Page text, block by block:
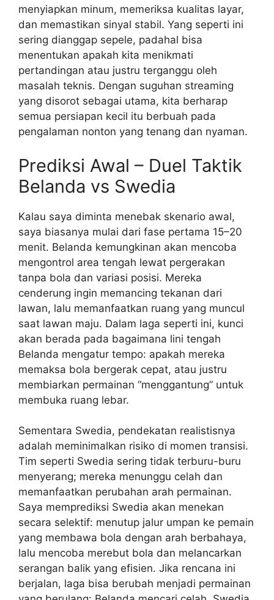
menyiapkan minum, memeriksa kualitas layar,
dan memastikan sinyal stabil. Yang seperti ini
sering dianggap sepele, padahal bisa
menentukan apakah kita menikmati
pertandingan atau justru terganggu oleh
masalah teknis. Dengan suguhan streaming
yang disorot sebagai utama, kita berharap
semua persiapan kecil itu berbuah pada
pengalaman nonton yang tenang dan nyaman.
Prediksi Awal – Duel Taktik
Belanda vs Swedia
Kalau saya diminta menebak skenario awal,
saya biasanya mulai dari fase pertama 15–20
menit. Belanda kemungkinan akan mencoba
mengontrol area tengah lewat pergerakan
tanpa bola dan variasi posisi. Mereka
cenderung ingin memancing tekanan dari
lawan, lalu memanfaatkan ruang yang muncul
saat lawan maju. Dalam laga seperti ini, kunci
akan berada pada bagaimana lini tengah
Belanda mengatur tempo: apakah mereka
memaksa bola bergerak cepat, atau justru
membiarkan permainan “menggantung” untuk
membuka ruang lebar.
Sementara Swedia, pendekatan realistisnya
adalah meminimalkan risiko di momen transisi.
Tim seperti Swedia sering tidak terburu-buru
menyerang; mereka menunggu celah dan
memanfaatkan perubahan arah permainan.
Saya memprediksi Swedia akan menekan
secara selektif: menutup jalur umpan ke pemain
yang membawa bola dengan arah berbahaya,
lalu mencoba merebut bola dan melancarkan
serangan balik yang efisien. Jika rencana ini
berjalan, laga bisa berubah menjadi permainan